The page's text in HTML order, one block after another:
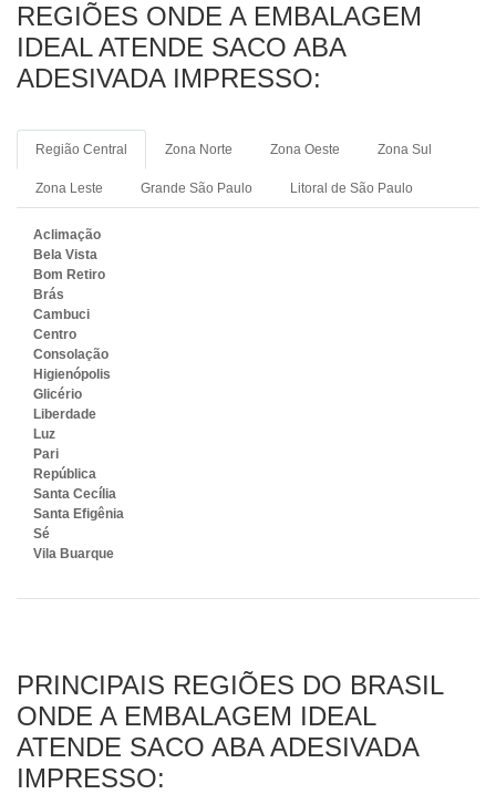
REGIÕES ONDE A EMBALAGEM
IDEAL ATENDE SACO ABA
ADESIVADA IMPRESSO:
Região Central Zona Norte Zona Oeste Zona Sul
Zona Leste Grande São Paulo Litoral de São Paulo
Aclimação
Bela Vista
Bom Retiro
Brás
Cambuci
Centro
Consolação
Higienópolis
Glicério
Liberdade
Luz
Pari
República
Santa Cecília
Santa Efigênia
Sé
Vila Buarque
PRINCIPAIS REGIÕES DO BRASIL
ONDE A EMBALAGEM IDEAL
ATENDE SACO ABA ADESIVADA
IMPRESSO: